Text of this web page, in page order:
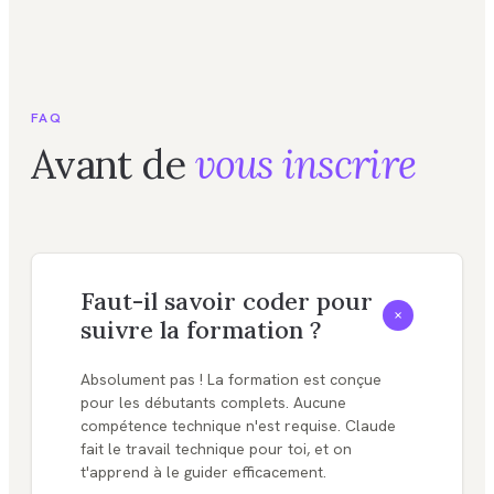
FAQ
Avant devous inscrire
Faut-il savoir coder pour
suivre la formation ?
+
Absolument pas ! La formation est conçue
pour les débutants complets. Aucune
compétence technique n'est requise. Claude
fait le travail technique pour toi, et on
t'apprend à le guider efficacement.